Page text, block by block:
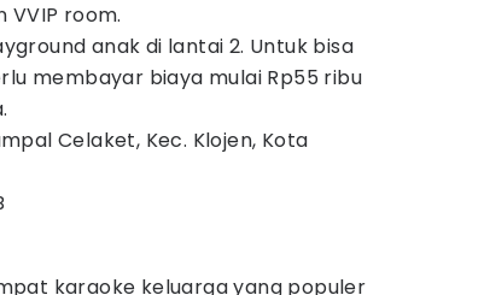
VVIP room.
anak di lantai 2. Untuk bisa
membayar biaya mulai Rp55 ribu
Celaket, Kec. Klojen, Kota
karaoke keluarga yang populer